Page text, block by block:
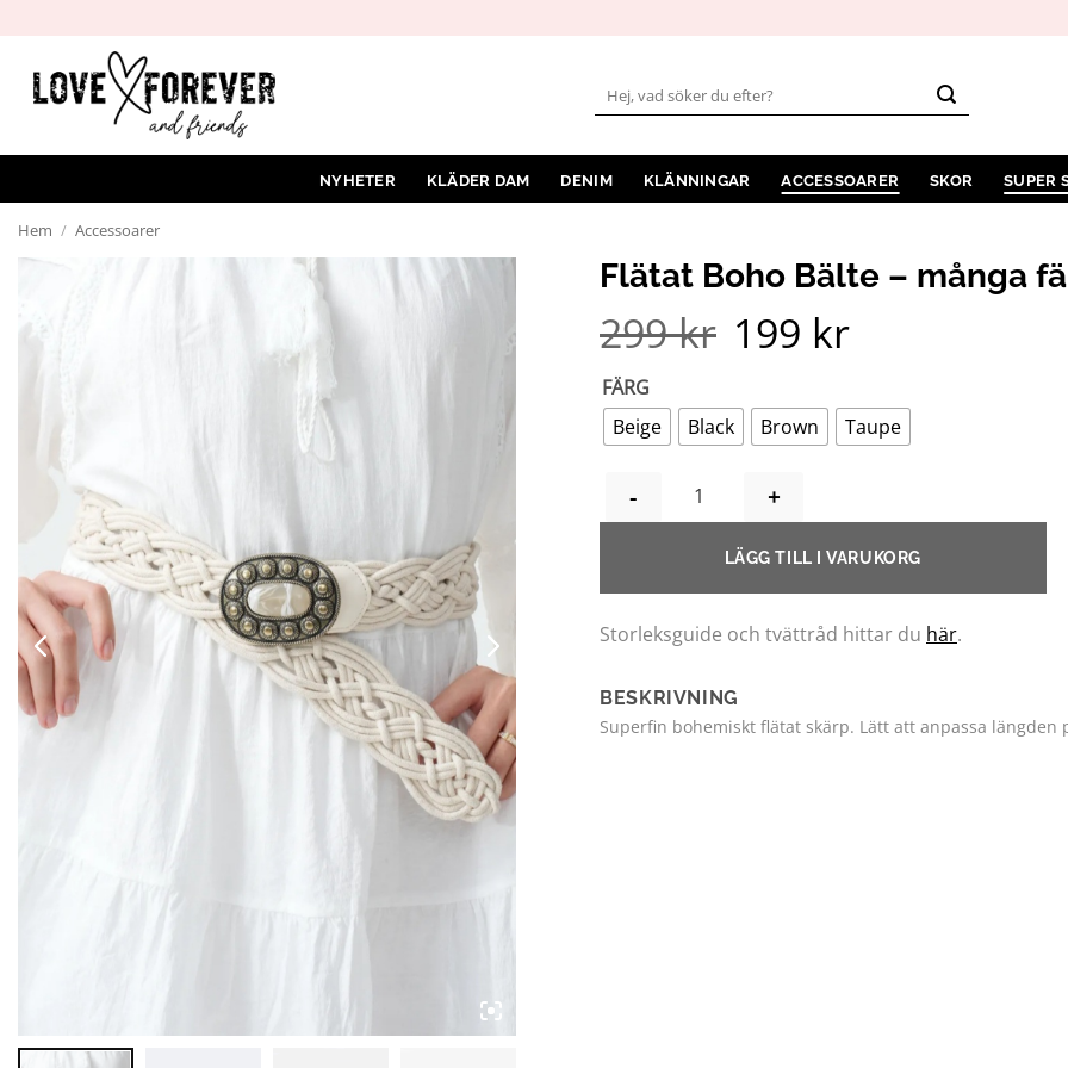
innehåll
Sök
efter:
NYHETER KLÄDER DAM DENIM KLÄNNINGAR ACCESSOARER SKOR SUPER
Hem / Accessoarer
Flätat Boho Bälte – många
299kr Det
ursprungliga
199 krDet
FÄRG
Beige
Black Brown Taupe
FLÄTAT BOHO BÄLTE - MÅNGA FÄRGER
LÄGG TILL I VARUKORG
Storleksguide och tvättråd hittar du här.
BESKRIVNING
Superfin bohemiskt flätat skärp. Lätt att anpassa längden